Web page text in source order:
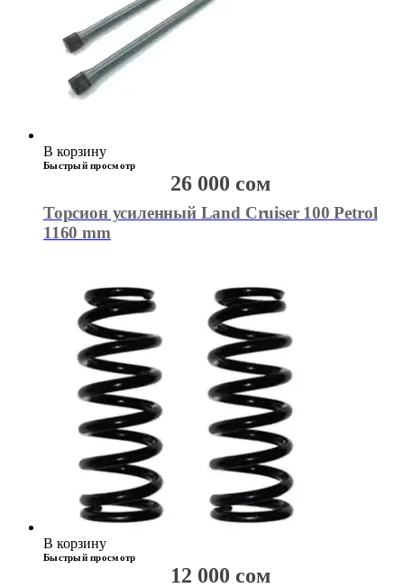
В корзину
Быстрый просмотр
Торсион усиленный Land Cruiser 100 Petrol
1160 mm
26 000 сом
В корзину
Быстрый просмотр
12 000 сом